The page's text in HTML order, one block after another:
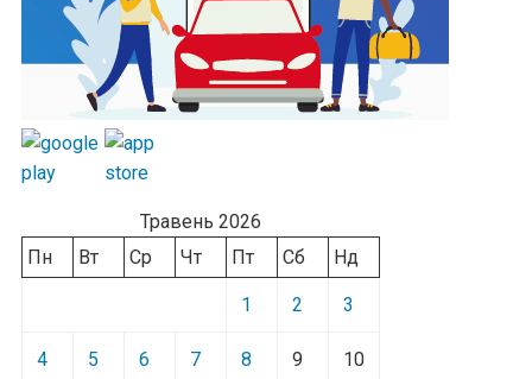
Травень 2026
Пн
Вт Ср Чт Пт Сб Нд
1 2 3
4 5 6 7 8 9 10